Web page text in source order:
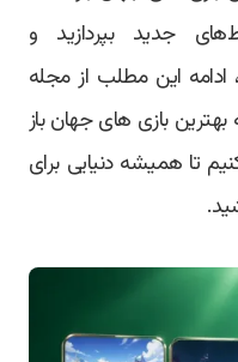
جدید بپردازید و
ادامه این مطلب از مجله
بازی های جهان باز
معرفی می‌کنیم تا همیشه دنیایی برای